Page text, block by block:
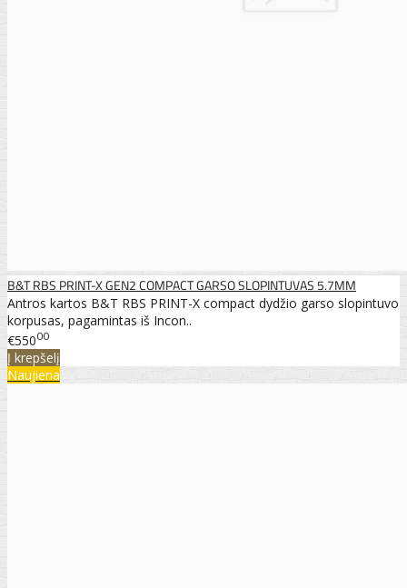
B&T RBS PRINT-X GEN2 COMPACT GARSO SLOPINTUVAS 5.7MM
Antros kartos B&T RBS PRINT-X compact dydžio garso slopintuvo
korpusas, pagamintas iš Incon..
€55000
Į krepšelį
Naujiena